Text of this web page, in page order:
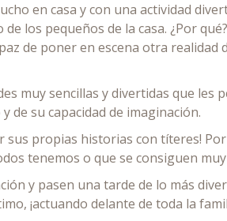
en casa y con una actividad
los pequeños de la casa. ¿Por
de poner en escena otra
muy sencillas y divertidas que
de su capacidad de imaginación.
sus propias historias con títeres!
tenemos o que se consiguen
y pasen una tarde de lo más
¡actuando delante de toda la